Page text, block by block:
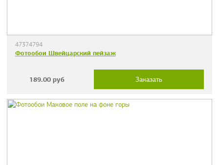
47374794
Фотообои Швейцарский пейзаж
189.00 руб Заказать